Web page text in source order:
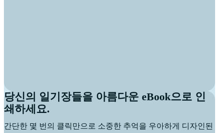
당신의 일기장들을 아름다운 eBook으로 인
쇄하세요.
간단한 몇 번의 클릭만으로 소중한 추억을 우아하게 디자인된